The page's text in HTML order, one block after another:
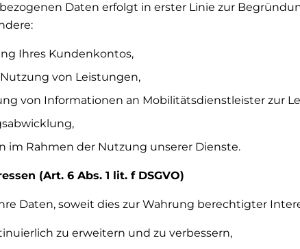
Daten erfolgt in erster Linie zur
Ihres Kundenkontos,
von Leistungen,
von Informationen an Mobilitätsdienstleister zur
Rahmen der Nutzung unserer Dienste.
(Art. 6 Abs. 1 lit. f DSGVO)
Daten, soweit dies zur Wahrung berechtigter
zu erweitern und zu verbessern,